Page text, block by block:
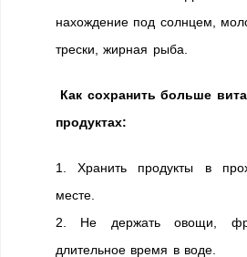
нахождение под солнцем,
трески, жирная рыба.
Как сохранить больше
продуктах:
1. Хранить продукты в
месте.
2. Не держать овощи,
длительное время в воде.